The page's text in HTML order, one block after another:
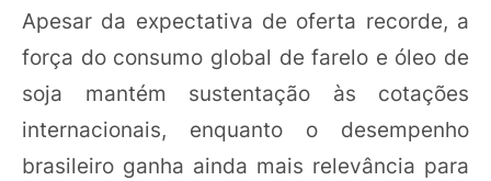
Apesar da expectativa de oferta recorde, a
força do consumo global de farelo e óleo de
soja mantém sustentação às cotações
internacionais, enquanto o desempenho
brasileiro ganha ainda mais relevância para